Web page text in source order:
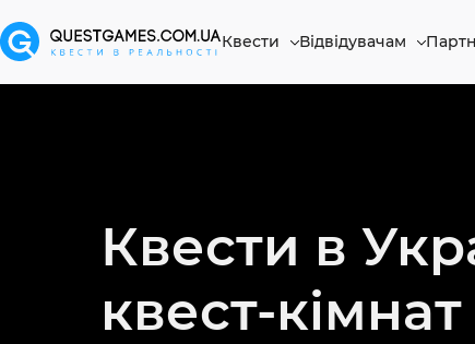
Квести Відвідувачам
Квести в
квест-кімнат